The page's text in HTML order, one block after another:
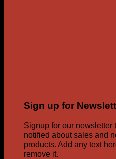
Sign up for
Signup for our newsletter
notified about sales and
products. Add any text
remove it.